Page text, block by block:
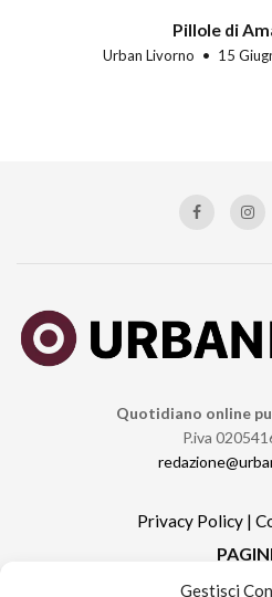
Gestisci
Pillole di
Urban Livorno 15
Quotidiano online
P.iva
Privacy Policy |